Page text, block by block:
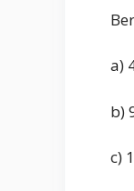
a)
b)
c)